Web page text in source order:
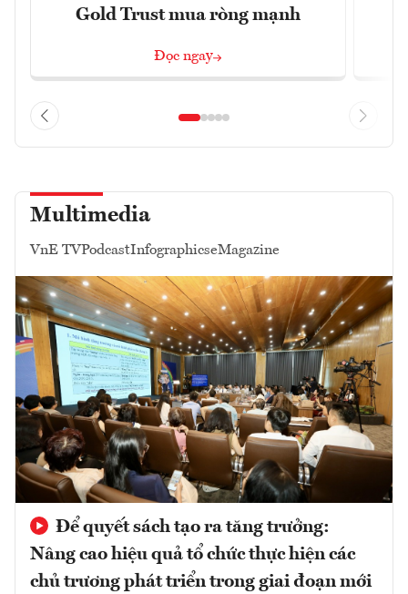
Gold Trust mua ròng mạnh
Đọc ngay
Multimedia
VnE TVPodcastInfographicseMagazine
Để quyết sách tạo ra tăng trưởng:
Nâng cao hiệu quả tổ chức thực hiện các
chủ trương phát triển trong giai đoạn mới